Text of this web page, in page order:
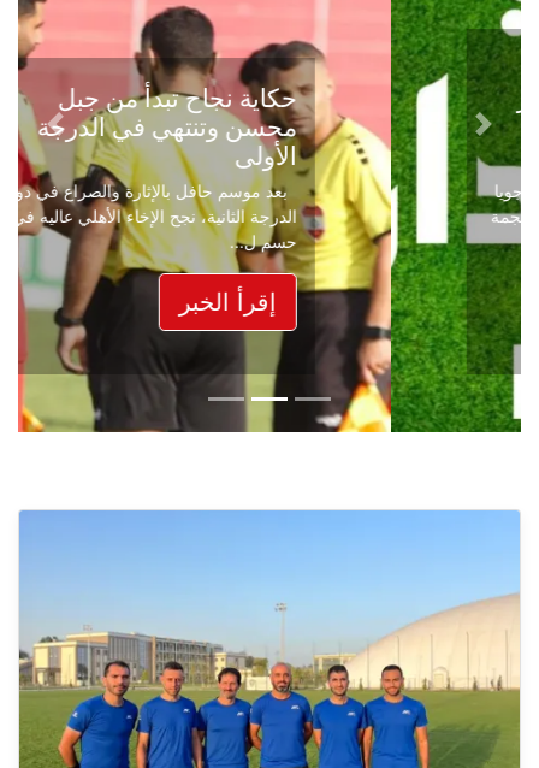
حكاية نجاح تبدأ من جبل
محسن وتنتهي في الدرجة
الأولى
بعد موسم حافل بالإثارة والصراع في دوري
الدرجة الثانية، نجح الإخاء الأهلي عاليه في
حسم ل...
إقرأ الخبر
Previous
Next